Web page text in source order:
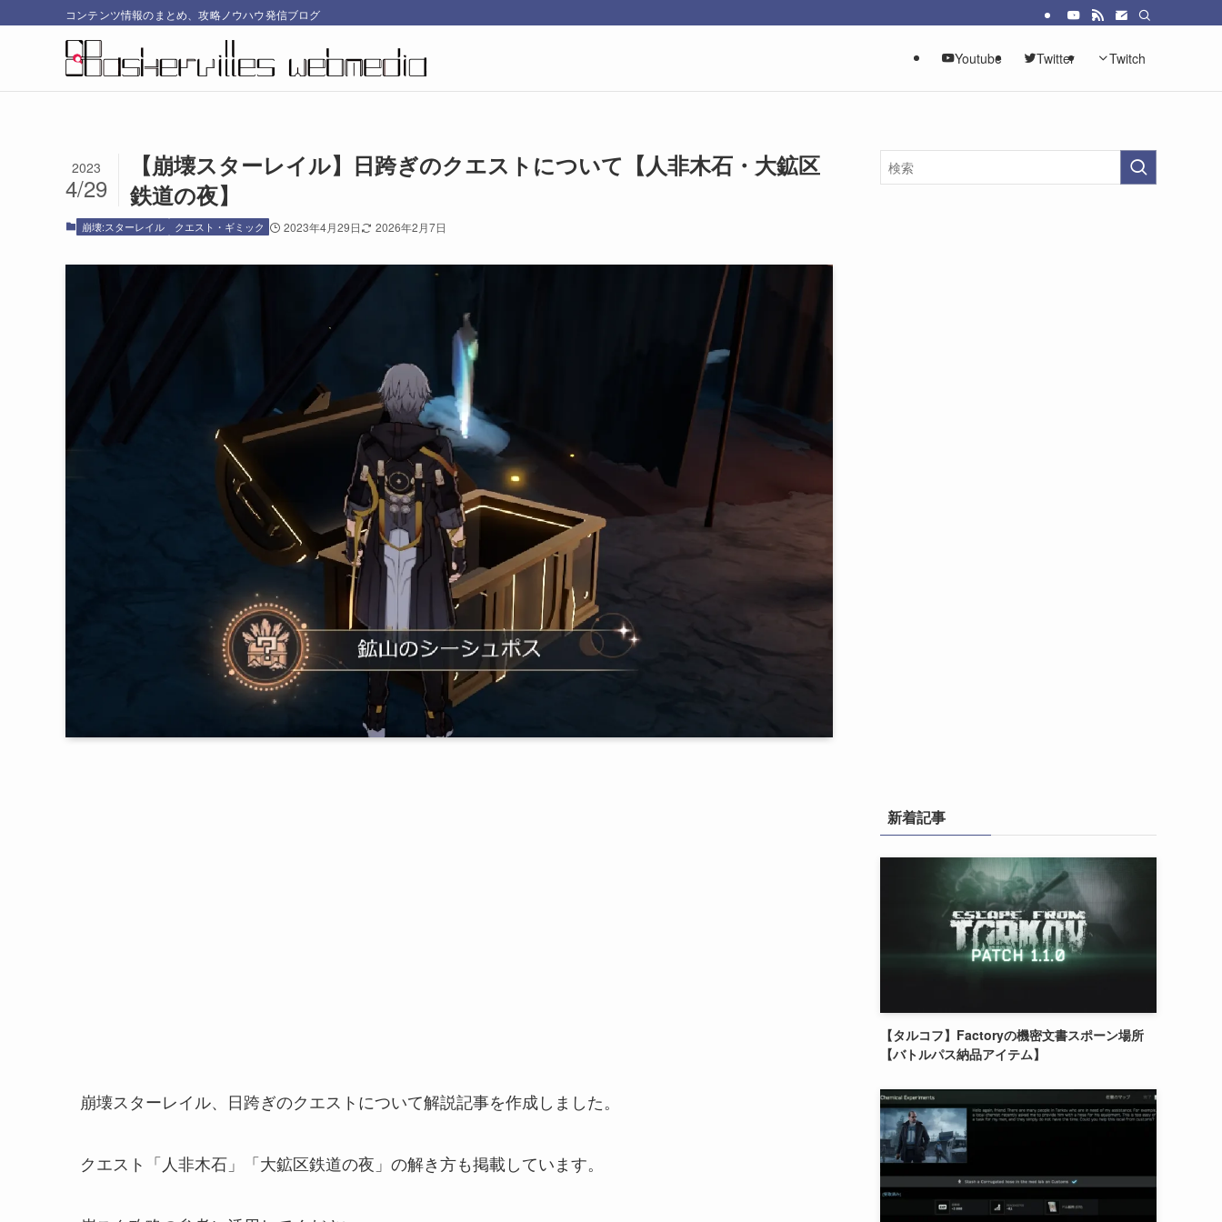
コンテンツ情報のまとめ、攻略ノウハウ発信ブログ
Youtube Twitter Twitch
【崩壊スターレイル】日跨ぎのクエストについて【人非木石・大鉱区
鉄道の夜】
2023
4/29
崩壊:スターレイル クエスト・ギミック 2023年4月29日 2026年2月7日
崩壊スターレイル、日跨ぎのクエストについて解説記事を作成しました。
クエスト「人非木石」「大鉱区鉄道の夜」の解き方も掲載しています。
新着記事
【タルコフ】Factoryの機密文書スポーン場所
【バトルパス納品アイテム】